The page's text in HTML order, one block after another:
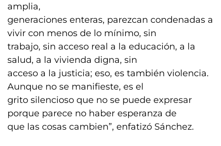
amplia,
generaciones enteras, parezcan condenadas a
vivir con menos de lo mínimo, sin
trabajo, sin acceso real a la educación, a la
salud, a la vivienda digna, sin
acceso a la justicia; eso, es también violencia.
Aunque no se manifieste, es el
grito silencioso que no se puede expresar
porque parece no haber esperanza de
que las cosas cambien”, enfatizó Sánchez.